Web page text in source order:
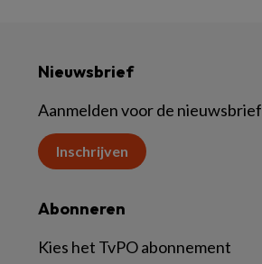
Nieuwsbrief
Aanmelden voor de nieuwsbrief
Inschrijven
Abonneren
Kies het TvPO abonnement